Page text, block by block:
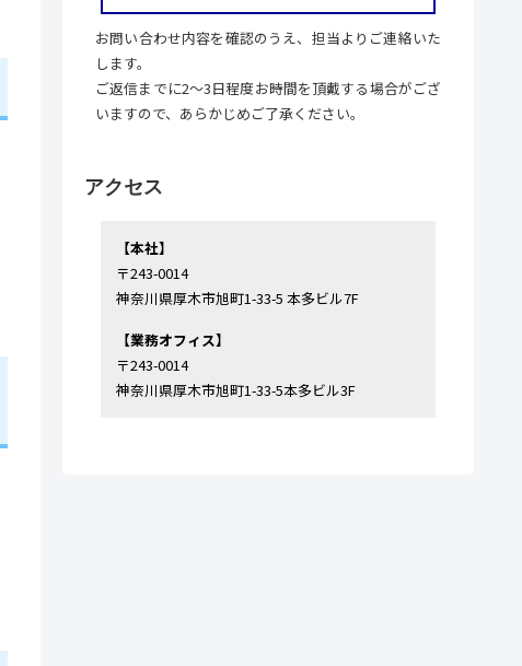
お問い合わせ内容を確認のうえ、担当よりご連絡いた
します。
ご返信までに2～3日程度お時間を頂戴する場合がござ
いますので、あらかじめご了承ください。
アクセス
【本社】
〒243-0014
神奈川県厚木市旭町1-33-5 本多ビル7F
【業務オフィス】
〒243-0014
神奈川県厚木市旭町1-33-5本多ビル3F